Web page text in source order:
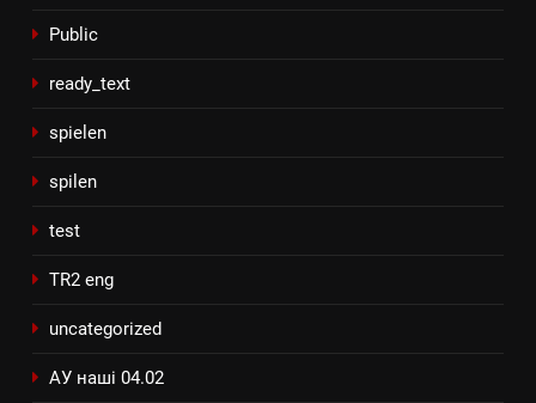
Public
ready_text
spielen
spilen
test
TR2 eng
uncategorized
АУ наші 04.02